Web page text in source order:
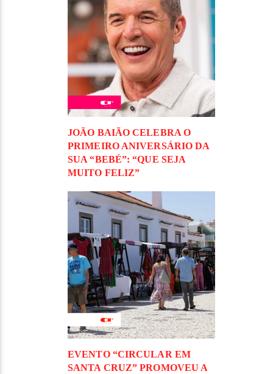
JOÃO BAIÃO CELEBRA O
PRIMEIRO ANIVERSÁRIO DA
SUA “BEBÉ”: “QUE SEJA
MUITO FELIZ”
EVENTO “CIRCULAR EM
SANTA CRUZ” PROMOVEU A